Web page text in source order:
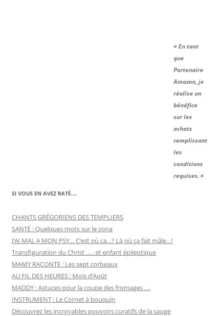
« En tant
que
Partenaire
Amazon, je
réalise un
bénéfice
sur les
achats
remplissant
les
conditions
requises. »
SI VOUS EN AVEZ RATÉ….
CHANTS GRÉGORIENS DES TEMPLIERS
SANTÉ : Quelques mots sur le zona
J’AI MAL A MON PSY… C’est où ça…? Là où ça fait mâle…!
Transfiguration du Christ ….. et enfant épileptique
MAMY RACONTE : Les sept corbeaux
AU FIL DES HEURES : Mois d’Août
MADDY : Astuces pour la coupe des fromages ….
INSTRUMENT : Le Cornet à bouquin
Découvrez les incroyables pouvoirs curatifs de la sauge